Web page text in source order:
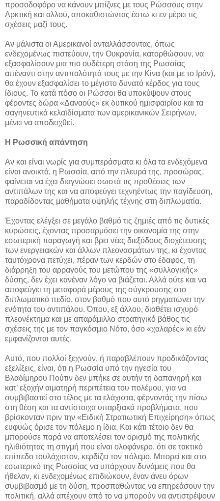
προσοδοφόρο να κάνουν μπίζνες με τους Ρώσσους στην
Αρκτική και αλλού, αποκαθιστώντας έστω κι εν μέρει τις
σχέσεις μαζί τους.
Αν μάλιστα οι Αμερικανοί ανταλλάσσοντας, όπως
ενδεχομένως πιστεύουν, την Ουκρανία, κατορθώσουν, να
εξασφαλίσουν μια πιο ουδέτερη στάση της Ρωσσίας
απέναντι στην αντιπαλότητά τους με την Κίνα (και με το Ιράν),
θα έχουν εξασφαλίσει το μέγιστο δυνατό κέρδος για τους
ίδιους. Το κατά πόσο οι Ρώσσοι θα υποκύψουν στους
φέροντες δώρα «Δαναούς» εκ δυτικού ημισφαιρίου και τα
σαγηνευτικά κελαϊδίσματα των αμερικανικών Σειρήνων,
μένει να αποδειχθεί.
Η Ρωσσική απάντηση
Αν και είναι νωρίς για συμπεράσματα κι όλα τα ενδεχόμενα
είναι ανοικτά, η Ρωσσία, από την πλευρά της, προσώρας,
φαίνεται να έχει διαγνώσει σωστά τις προθέσεις των
αντιπάλων της και να αποφεύγει τεχνηέντως την παγίδευση,
παραδίδοντας μαθήματα υψηλής τέχνης στη διπλωματία.
Έχοντας ελέγξει σε μεγάλο βαθμό τις ζημιές από τις δυτικές
κυρώσεις, έχοντας προσαρμόσει την οικονομία της στην
εσωτερική παραγωγή και βρει νέες διεξόδους διοχέτευσης
των ενεργειακών και άλλων πλεονασμάτων της, κι έχοντας
ταυτόχρονα πετύχει, πέραν των κερδών στο έδαφος, τη
διάρρηξη του αρραγούς του μετώπου της «συλλογικής»
δύσης, δεν έχει κανέναν λόγο να βιάζεται. Αλλά ούτε και να
αποφεύγει τη μεταφορά μέρους της σύγκρουσης στο
διπλωματικό πεδίο, στον βαθμό που αυτό ρηγματώνει την
ενότητα του αντιπάλου. Όπου, εξ άλλου, διαθέτει ισχυρό
πλεονέκτημα και με απαράμιλλο στρατηγικό βάθος τις
σχέσεις της με τον παγκόσμιο Νότο, όσο «χαλαρές» κι εάν
εμφανίζονται αυτές.
Αυτό, που πολλοί ξεχνούν, ή παραβλέπουν προδικάζοντας
εξελίξεις, είναι, ότι η Ρωσσία υπό την ηγεσία του
Βλαδίμηρου Πούτιν δεν μπήκε σε αυτήν τη δαπανηρή και
κατ’ εξοχήν αιματηρή περιπέτεια του πολέμου, για να
συμβιβαστεί στο τέλος με τα ελάχιστα, φέρνοντάς την πίσω
στη θέση και τα αντίστοιχα υπαρξιακά προβλήματα, που
βρίσκονταν πριν την «Ειδική Στρατιωτική Επιχείρηση» όπως
ευφυώς όρισε τον πόλεμο η ίδια. Και κάτι τέτοιο δεν θα
μπορούσε παρά να αποτελέσει τον ορισμό της πολιτικής
ηλιθιότητας τη στιγμή που είναι ολοφάνερο, ότι σε τακτικό
επίπεδο τουλάχιστον, κερδίζει τον πόλεμο. Μπορεί και στο
εσωτερικό της Ρωσσίας να υπάρχουν δυνάμεις που θα
ήθελαν, κι ενδεχομένως επιδιώκουν, έναν άνευ όρων
συμβιβασμό με τη δύση, προσπαθώντας να επηρεάσουν την
πολιτική, αλλά απέχουν από το να μπορούν να αντιστρέψουν